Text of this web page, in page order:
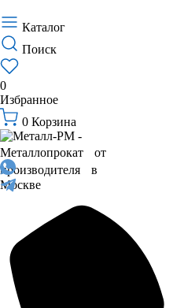
Каталог
Поиск
0
Избранное
0 Корзина